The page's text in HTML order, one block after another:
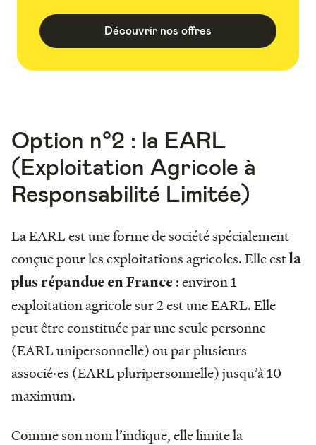
Découvrir nos offres
Option n°2 : la EARL
(Exploitation Agricole à
Responsabilité Limitée)
La EARL est une forme de société spécialement
conçue pour les exploitations agricoles. Elle estla
plus répandue en France : environ 1
exploitation agricole sur 2 est une EARL. Elle
peut être constituée par une seule personne
(EARL unipersonnelle) ou par plusieurs
associé·es (EARL pluripersonnelle) jusqu’à 10
maximum.
Comme son nom l’indique, elle limite la